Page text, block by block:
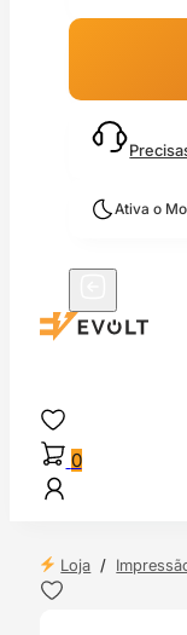
Ativa o
0
Loja /